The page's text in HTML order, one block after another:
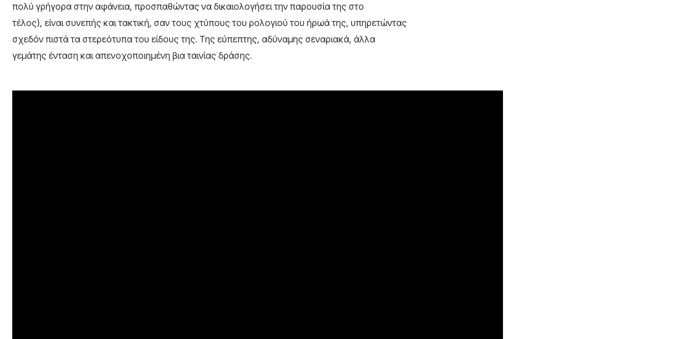
πολύ γρήγορα στην αφάνεια, προσπαθώντας να δικαιολογήσει την παρουσία της στο
τέλος), είναι συνεπής και τακτική, σαν τους χτύπους του ρολογιού του ήρωά της, υπηρετώντας
σχεδόν πιστά τα στερεότυπα του είδους της. Της εύπεπτης, αδύναμης σεναριακά, άλλα
γεμάτης ένταση και απενοχοποιημένη βια ταινίας δράσης.